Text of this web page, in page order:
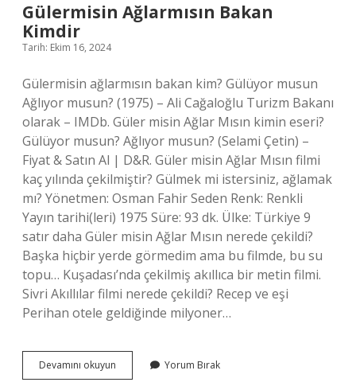
Gülermisin Ağlarmısın Bakan
Kimdir
Tarih: Ekim 16, 2024
Gülermisin ağlarmısın bakan kim? Gülüyor musun
Ağlıyor musun? (1975) – Ali Cağaloğlu Turizm Bakanı
olarak – IMDb. Güler misin Ağlar Mısın kimin eseri?
Gülüyor musun? Ağlıyor musun? (Selami Çetin) –
Fiyat & Satın Al | D&R. Güler misin Ağlar Mısın filmi
kaç yılında çekilmiştir? Gülmek mi istersiniz, ağlamak
mı? Yönetmen: Osman Fahir Seden Renk: Renkli
Yayın tarihi(leri) 1975 Süre: 93 dk. Ülke: Türkiye 9
satır daha Güler misin Ağlar Mısın nerede çekildi?
Başka hiçbir yerde görmedim ama bu filmde, bu su
topu… Kuşadası’nda çekilmiş akıllıca bir metin filmi.
Sivri Akıllılar filmi nerede çekildi? Recep ve eşi
Perihan otele geldiğinde milyoner…
Devamını okuyun Gülermisin
Ağlarmısın
Yorum Bırak